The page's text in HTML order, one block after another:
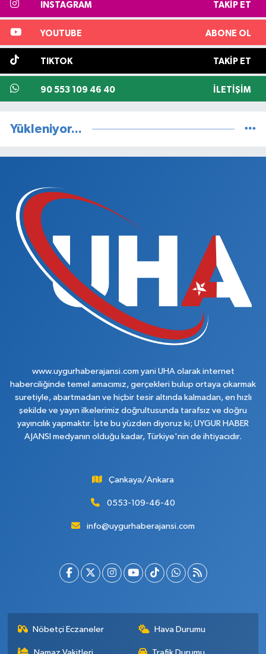
INSTAGRAM TAKIP ET
YOUTUBE ABONE OL
TIKTOK TAKIP ET
90 553 109 46 40 İLETIŞIM
Yükleniyor...
www.uygurhaberajansi.com yani UHA olarak internet
haberciliğinde temel amacımız, gerçekleri bulup ortaya çıkarmak
suretiyle, abartmadan ve hiçbir tesir altında kalmadan, en hızlı
şekilde ve yayın ilkelerimiz doğrultusunda tarafsız ve doğru
yayıncılık yapmaktır. İşte bu yüzden diyoruz ki; UYGUR HABER
AJANSI medyanın olduğu kadar, Türkiye'nin de ihtiyacıdır.
Çankaya/Ankara
0553-109-46-40
info@uygurhaberajansi.com
Nöbetçi Eczaneler Hava Durumu